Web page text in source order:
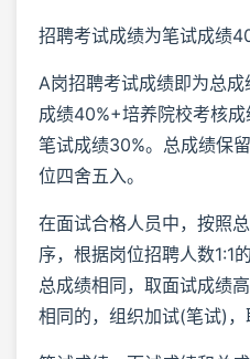
招聘考试成绩为笔试成绩
A岗招聘考试成绩即为总
成绩40%+培养院校考核
笔试成绩30%。总成绩保
位四舍五入。
在面试合格人员中，按照
序，根据岗位招聘人数1:1
总成绩相同，取面试成绩
相同的，组织加试(笔试)，